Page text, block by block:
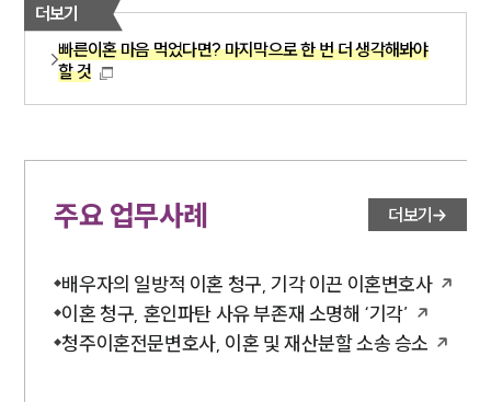
더보기
빠른이혼 마음 먹었다면? 마지막으로 한 번 더 생각해봐야
할 것
주요 업무사례 더보기
배우자의 일방적 이혼 청구, 기각 이끈 이혼변호사
이혼 청구, 혼인파탄 사유 부존재 소명해 ‘기각’
청주이혼전문변호사, 이혼 및 재산분할 소송 승소